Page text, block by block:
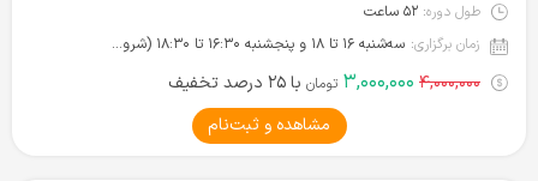
طول دوره: ۵۲ ساعت
زمان برگزاری:
سه‌شنبه ۱۶ تا ۱۸ و پنجشنبه ۱۶:۳۰ تا ۱۸:۳۰ (شروع از ۲۷ مرداد)
۴,۰۰۰,۰۰۰ ۳,۰۰۰,۰۰۰ تومان با ۲۵ درصد تخفیف
مشاهده و ثبت‌نام